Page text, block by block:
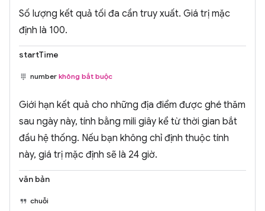
Số lượng kết quả tối đa cần truy xuất. Giá trị mặc
định là 100.
startTime
number không bắt buộc
Giới hạn kết quả cho những địa điểm được ghé thăm
sau ngày này, tính bằng mili giây kể từ thời gian bắt
đầu hệ thống. Nếu bạn không chỉ định thuộc tính
này, giá trị mặc định sẽ là 24 giờ.
văn bản
chuỗi